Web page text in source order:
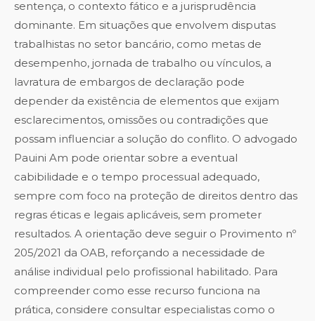
sentença, o contexto fático e a jurisprudência
dominante. Em situações que envolvem disputas
trabalhistas no setor bancário, como metas de
desempenho, jornada de trabalho ou vínculos, a
lavratura de embargos de declaração pode
depender da existência de elementos que exijam
esclarecimentos, omissões ou contradições que
possam influenciar a solução do conflito. O advogado
Pauini Am pode orientar sobre a eventual
cabibilidade e o tempo processual adequado,
sempre com foco na proteção de direitos dentro das
regras éticas e legais aplicáveis, sem prometer
resultados. A orientação deve seguir o Provimento nº
205/2021 da OAB, reforçando a necessidade de
análise individual pelo profissional habilitado. Para
compreender como esse recurso funciona na
prática, considere consultar especialistas como o